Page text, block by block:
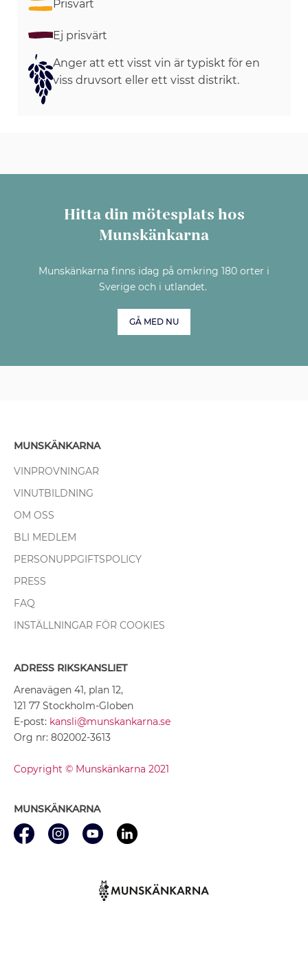
Prisvärt
Ej prisvärt
Anger att ett visst vin är typiskt för en
viss druvsort eller ett visst distrikt.
Hitta din mötesplats hos
Munskänkarna
Munskänkarna finns idag på omkring 180 orter i
Sverige och i utlandet.
GÅ MED NU
MUNSKÄNKARNA
VINPROVNINGAR
VINUTBILDNING
OM OSS
BLI MEDLEM
PERSONUPPGIFTSPOLICY
PRESS
FAQ
INSTÄLLNINGAR FÖR COOKIES
ADRESS RIKSKANSLIET
Arenavägen 41, plan 12,
121 77 Stockholm-Globen
E-post: kansli@munskankarna.se
Org nr: 802002-3613
Copyright © Munskänkarna 2021
MUNSKÄNKARNA